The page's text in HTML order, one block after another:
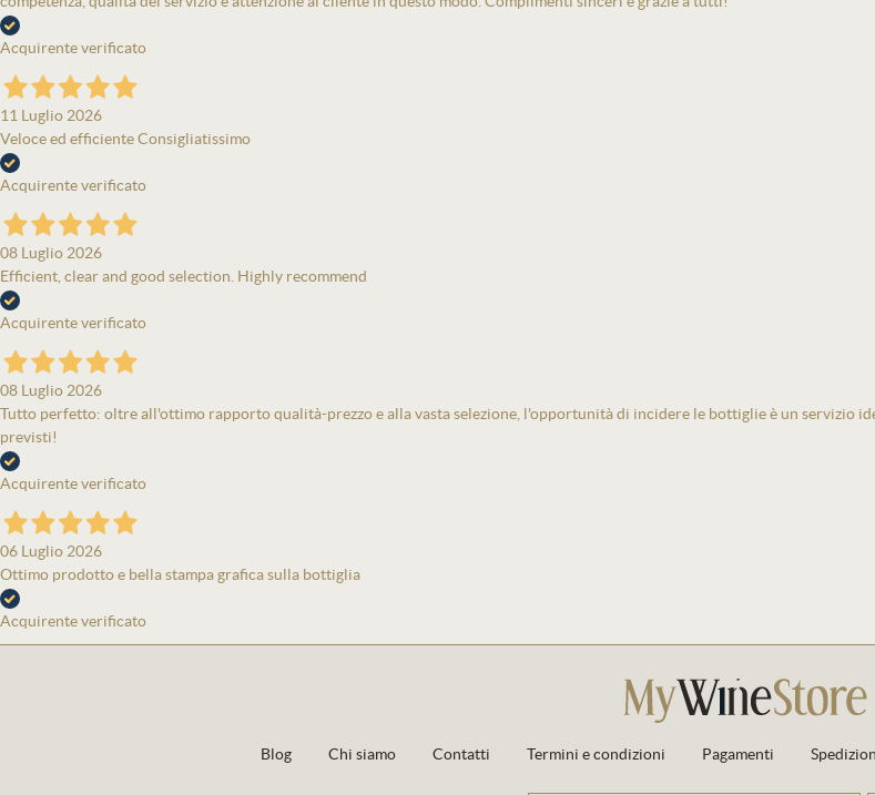
Acquirente verificato
11 Luglio 2026
Veloce ed efficiente Consigliatissimo
Acquirente verificato
08 Luglio 2026
Efficient, clear and good selection. Highly recommend
Acquirente verificato
08 Luglio 2026
Tutto perfetto: oltre all'ottimo rapporto qualità-prezzo e alla vasta selezione, l'opportunità di incidere le bottiglie è un servizio
previsti!
Acquirente verificato
06 Luglio 2026
Ottimo prodotto e bella stampa grafica sulla bottiglia
Acquirente verificato
Blog Chi siamo Contatti Termini e condizioni Pagamenti